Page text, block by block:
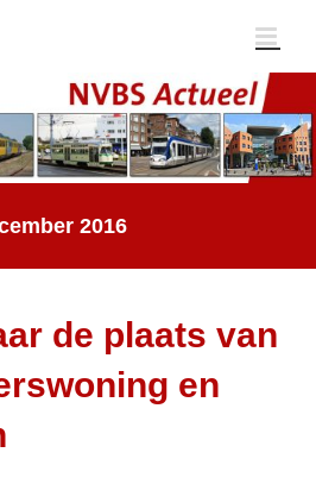
2016
de plaats van
en